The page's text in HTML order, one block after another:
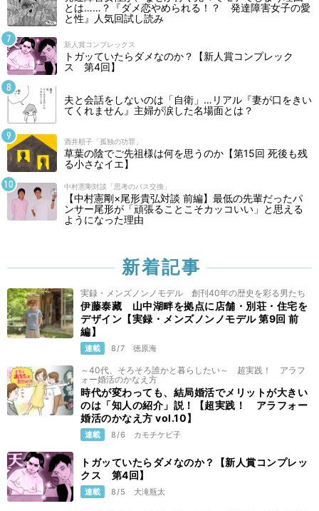
とは……？『ダメ恋やめられる！？ 発達障害女子の愛
と性』人気回試し読み
新人賞コンプレックス
トガッていたらダメなのか？【新人賞コンプレック
ス 第4回】
夫と会話をしないのは「自衛」…リアル『妻が口をきい
てくれません』主婦が涙した名場面とは？
酒井順子「孤独の功罪」
草葉の陰でご先祖様は何を思うのか【第15回 死後も残
る小さなイエ】
中村憲剛対談「思考のパス交換」
【中村憲剛×尾形貴弘対談 前編】最低の先輩だったパ
ンサー尾形が「頑張ることこそカッコいい」と思える
ようになった理由
新着記事
実録・メンズノンノモデル 創刊40年の歴史を彩る男たち
伊藤泰藏 山中湖畔を拠点に店舗・別荘・住宅を
デザイン【実録・メンズノンノモデル 第9回 前
編】
連載 8/7 徳原海
～40代、そろそろ誰かと暮らしたい～ 超実践！ アラフ
ォー婚活のかなえ方
時代が変わっても、結局婚活でメリットが大きい
のは「知人の紹介」説！【超実践！ アラフォー
婚活のかなえ方 vol.10】
連載 8/6 カモチケビ子
トガッていたらダメなのか？【新人賞コンプレッ
クス 第4回】
連載 8/5 大滝瓶太